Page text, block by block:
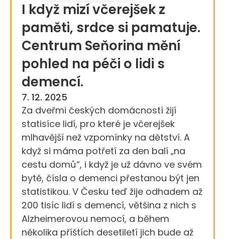
I když mizí včerejšek z
paměti, srdce si pamatuje.
Centrum Seňorina mění
pohled na péči o lidi s
demencí.
7. 12. 2025
Za dveřmi českých domácností žijí
statisíce lidí, pro které je včerejšek
mlhavější než vzpomínky na dětství. A
když si máma potřetí za den balí „na
cestu domů“, i když je už dávno ve svém
bytě, čísla o demenci přestanou být jen
statistikou. V Česku teď žije odhadem až
200 tisíc lidí s demencí, většina z nich s
Alzheimerovou nemocí, a během
několika příštích desetiletí jich bude až